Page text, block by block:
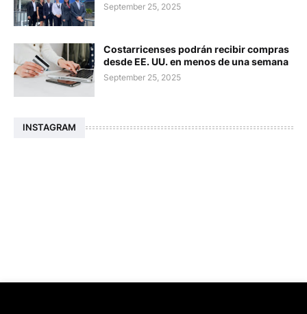
September 25, 2025
Costarricenses podrán recibir compras
desde EE. UU. en menos de una semana
September 25, 2025
INSTAGRAM